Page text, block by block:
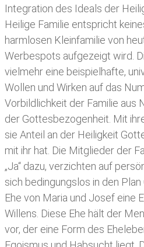
Integration des Ideals der
Heilige Familie entspricht
harmlosen Kleinfamilie von
Werbespots aufgezeigt wird.
vielmehr eine beispielhafte,
Wollen und Wirken auf das
Vorbildlichkeit der Familie aus
der Gottesbezogenheit. Mit
sie Anteil an der Heiligkeit
mit ihr hat. Die Mitglieder der
„Ja“ dazu, verzichten auf
sich bedingungslos in den
Ehe von Maria und Josef eine
Willens. Diese Ehe hält der
vor, der eine Form des